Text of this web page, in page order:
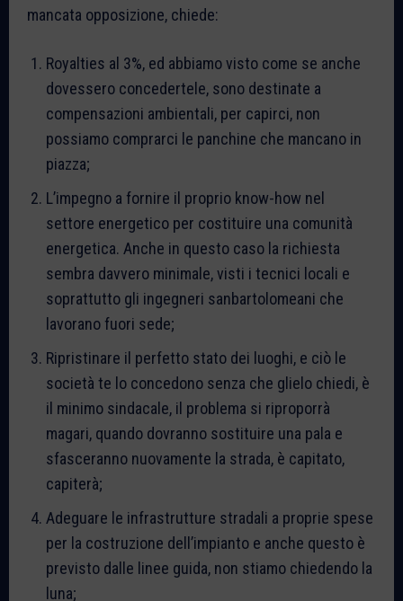
mancata opposizione, chiede:
Royalties al 3%, ed abbiamo visto come se anche
dovessero concedertele, sono destinate a
compensazioni ambientali, per capirci, non
possiamo comprarci le panchine che mancano in
piazza;
L’impegno a fornire il proprio know-how nel
settore energetico per costituire una comunità
energetica. Anche in questo caso la richiesta
sembra davvero minimale, visti i tecnici locali e
soprattutto gli ingegneri sanbartolomeani che
lavorano fuori sede;
Ripristinare il perfetto stato dei luoghi, e ciò le
società te lo concedono senza che glielo chiedi, è
il minimo sindacale, il problema si riproporrà
magari, quando dovranno sostituire una pala e
sfasceranno nuovamente la strada, è capitato,
capiterà;
Adeguare le infrastrutture stradali a proprie spese
per la costruzione dell’impianto e anche questo è
previsto dalle linee guida, non stiamo chiedendo la
luna;